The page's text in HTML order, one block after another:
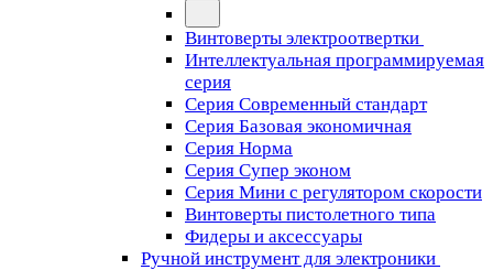
Винтоверты электроотвертки
Интеллектуальная программируемая
серия
Серия Современный стандарт
Серия Базовая экономичная
Серия Норма
Серия Cупер эконом
Серия Мини с регулятором скорости
Винтоверты пистолетного типа
Фидеры и аксессуары
Ручной инструмент для электроники